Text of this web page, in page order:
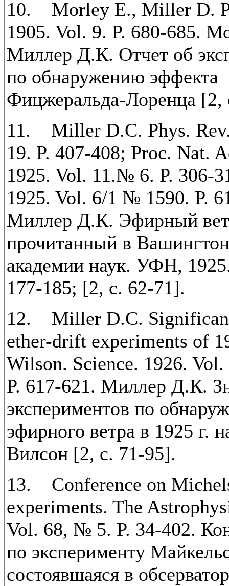
10. Morley E., Miller D.
1905. Vol. 9. P. 680-685.
Миллер Д.К. Отчет об
по обнаружению эффекта
Фицжеральда-Лоренца [2,
11. Miller D.C. Phys.
19. P. 407-408; Proc. Nat.
1925. Vol. 11.№ 6. P. 306-
1925. Vol. 6/1 № 1590. P.
Миллер Д.К. Эфирный
прочитанный в
академии наук. УФН,
177-185; [2, с. 62-71].
12. Miller D.C.
ether-drift experiments of
Wilson. Science. 1926.
P. 617-621. Миллер Д.К.
экспериментов по
эфирного ветра в 1925 г.
Вилсон [2, с. 71-95].
13. Conference on
experiments. The
Vol. 68, № 5. P. 34-402.
по эксперименту
состоявшаяся в